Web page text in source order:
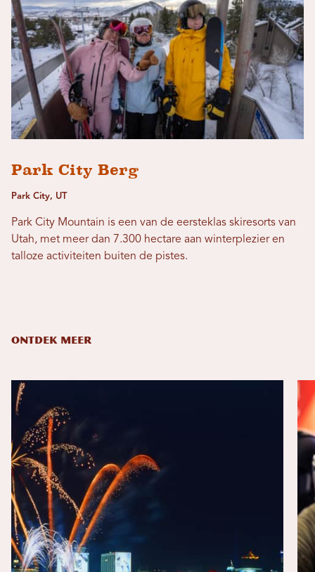
Park City Berg
Park City, UT
Park City Mountain is een van de eersteklas skiresorts van
Utah, met meer dan 7.300 hectare aan winterplezier en
talloze activiteiten buiten de pistes.
ONTDEK MEER